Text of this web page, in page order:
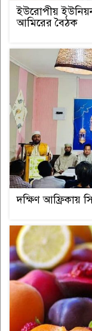
ইউরোপীয়
আমিরের বৈঠক
দক্ষিণ আফ্রিকায়